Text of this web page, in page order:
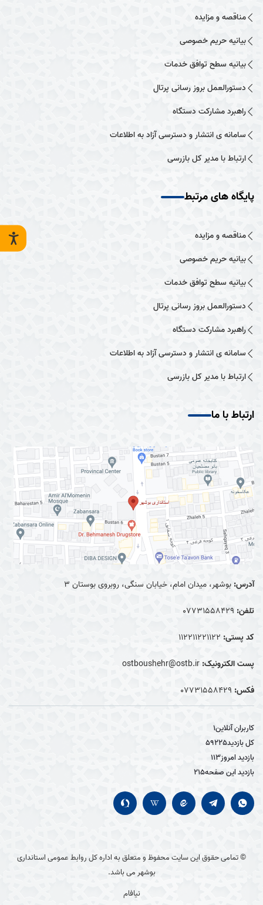
مناقصه و مزایده
بیانیه حریم خصوصی
بیانیه سطح توافق خدمات
دستورالعمل بروز رسانی پرتال
راهبرد مشارکت دستگاه
سامانه ی انتشار و دسترسی آزاد به اطلاعات
ارتباط با مدیر کل بازرسی
پایگاه های مرتبط
مناقصه و مزایده
بیانیه حریم خصوصی
بیانیه سطح توافق خدمات
دستورالعمل بروز رسانی پرتال
راهبرد مشارکت دستگاه
سامانه ی انتشار و دسترسی آزاد به اطلاعات
ارتباط با مدیر کل بازرسی
ارتباط با ما
آدرس: بوشهر، میدان امام، خیابان سنگی، روبروی بوستان ۳
تلفن: 0۷۷۳۱۵۵۸۴۲۹
کد پستی: ۱۱۲۲۱۱۲۲۱۱۲۲
پست الکترونیک: ostboushehr@ostb.ir
فکس: 0۷۷۳۱۵۵۸۴۲۹
کاربران آنلاین1
کل بازدید59225
بازدید امروز113
بازدید این صفحه215
© تمامی حقوق این سایت محفوظ و متعلق به اداره کل روابط عمومی استانداری
بوشهر می باشد.
نیافام